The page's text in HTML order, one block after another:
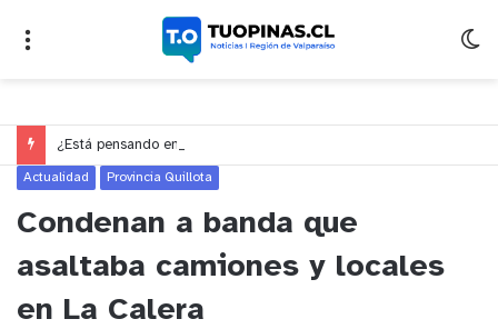
Actualidad Provincia Quillota
Condenan a banda que
asaltaba camiones y locales
en La Calera